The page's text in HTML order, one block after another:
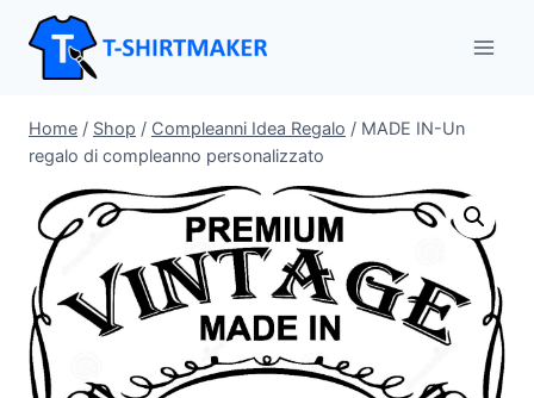
Salta
contenuto
Home / Shop / Compleanni Idea Regalo / MADE IN-Un
regalo di compleanno personalizzato